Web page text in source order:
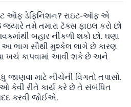
ઑફ ડેફિનિશન? રાઇટ-ઑફ એ
તમે તમારા ટૅક્સ ફાઇલ કરો છો
બહાર નીકળી શકો છો. ઘણા
આ ભાગ સૌથી મુશ્કેલ લાગે છે કારણ
ખર્ચ કાપવામાં આવી શકે છે અને
માટે નીચેની વિગતો તપાસો.
રીતે કાર્ય કરે છે તે સંબંધિત
કરવી જોઈએ.